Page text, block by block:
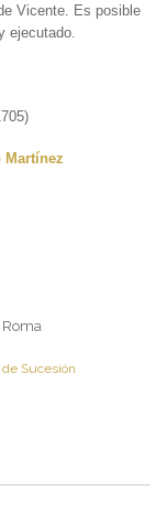
Vicente. Es posible
ejecutado.
Martínez
Sucesión